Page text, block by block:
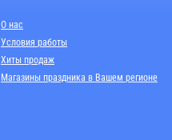
О нас
Условия работы
Хиты продаж
Магазины праздника в Вашем регионе